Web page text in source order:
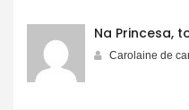
Na Princesa,
Carolaine de